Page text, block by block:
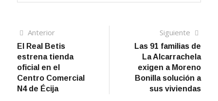
Navegación
de
entradas
AnteriorArtículo
anterior
El Real Betis
estrena tienda
oficial en el
Centro Comercial
N4 de Écija
Siguiente
Las 91 familias de
La Alcarrachela
exigen a Moreno
Bonilla solución a
sus viviendas